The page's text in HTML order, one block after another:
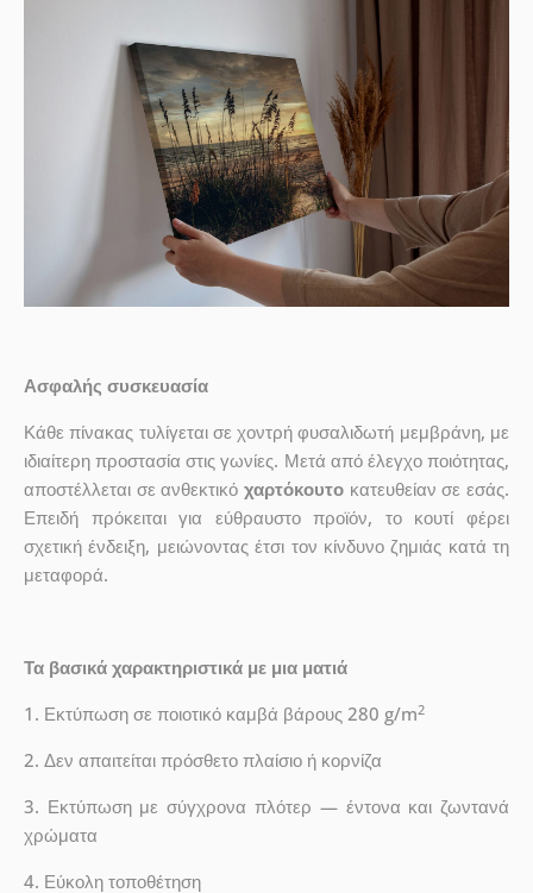
Ασφαλής συσκευασία
Κάθε πίνακας τυλίγεται σε χοντρή φυσαλιδωτή μεμβράνη, με
ιδιαίτερη προστασία στις γωνίες. Μετά από έλεγχο ποιότητας,
αποστέλλεται σε ανθεκτικό χαρτόκουτο κατευθείαν σε εσάς.
Επειδή πρόκειται για εύθραυστο προϊόν, το κουτί φέρει
σχετική ένδειξη, μειώνοντας έτσι τον κίνδυνο ζημιάς κατά τη
μεταφορά.
Τα βασικά χαρακτηριστικά με μια ματιά
1. Εκτύπωση σε ποιοτικό καμβά βάρους 280 g/m2
2. Δεν απαιτείται πρόσθετο πλαίσιο ή κορνίζα
3. Εκτύπωση με σύγχρονα πλότερ — έντονα και ζωντανά
χρώματα
4. Εύκολη τοποθέτηση